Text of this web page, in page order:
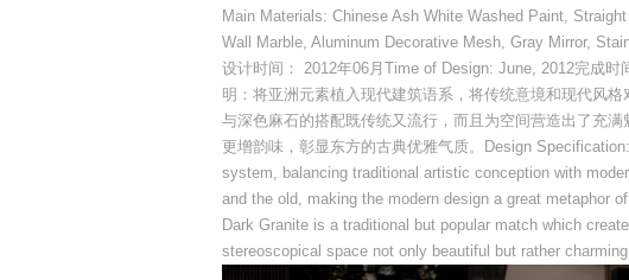
Main Materials: Chinese Ash White Washed Paint,
Wall Marble, Aluminum Decorative Mesh, Gray Mirror,
设计时间： 2012年06月Time of Design: June, 2012完成
明：将亚洲元素植入现代建筑语系，将传统意境和现代风
与深色麻石的搭配既传统又流行，而且为空间营造出了充
更增韵味，彰显东方的古典优雅气质。Design
system, balancing traditional artistic conception with
and the old, making the modern design a great metaphor
Dark Granite is a traditional but popular match which
stereoscopical space not only beautiful but rather